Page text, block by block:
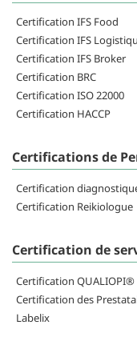
Certification IFS Food
Certification IFS
Certification IFS Broker
Certification BRC
Certification ISO 22000
Certification HACCP
Certifications de
Certification
Certification Reikiologue
Certification de
Certification QUALIOPI®
Certification des
Labelix